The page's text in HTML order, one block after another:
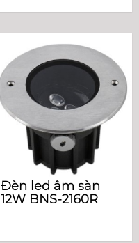
Đèn led âm sàn
12W BNS-2160R